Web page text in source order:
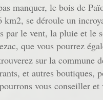
sur la commune
et autres boutiques,
vous conseiller
manquer, le bois de
km2, se déroule un
par le vent, la pluie et le
que vous pourrez